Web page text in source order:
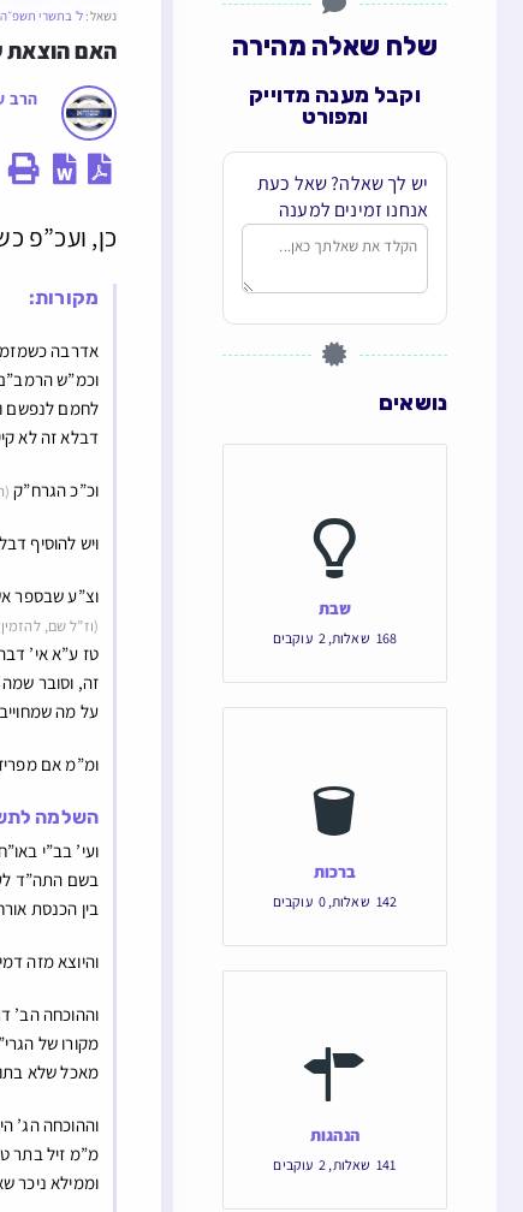
נשאל: ל׳ בתשרי תשפ״ה
האם הוצאת
הרב
כן, ועכ”פ
מקורות:
אדרבה
וכמ”ש
לחמם לנפשם
דבלא זה לא
וכ”כ הגרח”ק
ויש להוסיף
וצ”ע שבספר
(וז”ל שם,
טז ע”א אי’
זה, וסובר שמה
על מה
ומ”מ אם
השלמה
ועי’ בב”י
בשם התה”ד
בין הכנסת
והיוצא מזה
וההוכחה הב’
מקורו של
מאכל שלא
וההוכחה הג’
מ”מ זיל בתר
וממילא ניכר
שלח שאלה מהירה
וקבל מענה מדוייק
ומפורט
יש לך שאלה? שאל כעת
אנחנו זמינים למענה
נושאים
שבת
168 שאלות,
2 עוקבים
ברכות
142 שאלות,
0 עוקבים
הנהגות
141 שאלות,
2 עוקבים